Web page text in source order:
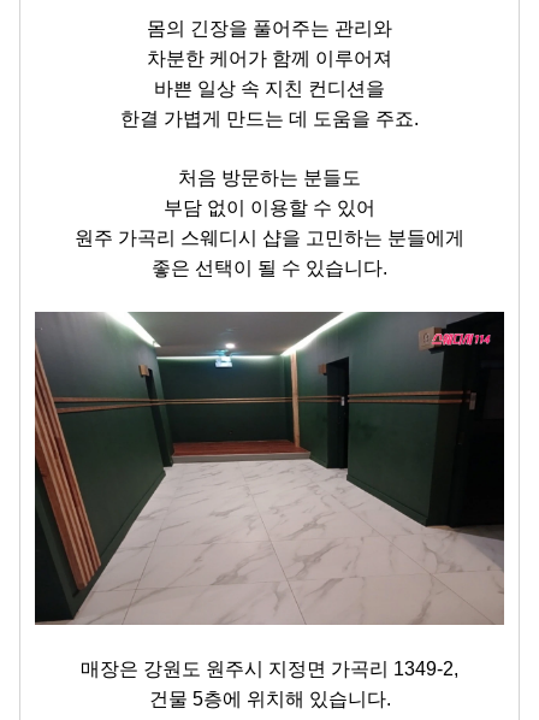
몸의 긴장을 풀어주는 관리와
차분한 케어가 함께 이루어져
바쁜 일상 속 지친 컨디션을
한결 가볍게 만드는 데 도움을 주죠.
처음 방문하는 분들도
부담 없이 이용할 수 있어
원주 가곡리 스웨디시 샵을 고민하는 분들에게
좋은 선택이 될 수 있습니다.
매장은 강원도 원주시 지정면 가곡리 1349-2,
건물 5층에 위치해 있습니다.